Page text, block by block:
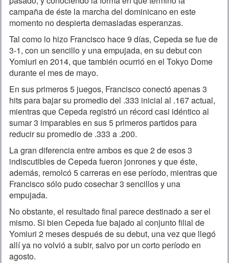
campaña de éste la marcha del dominicano en este
momento no despierta demasiadas esperanzas.
Tal como lo hizo Francisco hace 9 días, Cepeda se fue de
3-1, con un sencillo y una empujada, en su debut con
Yomiuri en 2014, que también ocurrió en el Tokyo Dome
durante el mes de mayo.
En sus primeros 5 juegos, Francisco conectó apenas 3
hits para bajar su promedio del .333 inicial al .167 actual,
mientras que Cepeda registró un récord casi idéntico al
sumar 3 imparables en sus 5 primeros partidos para
reducir su promedio de .333 a .200.
La gran diferencia entre ambos es que 2 de esos 3
indiscutibles de Cepeda fueron jonrones y que éste,
además, remolcó 5 carreras en ese período, mientras que
Francisco sólo pudo cosechar 3 sencillos y una
empujada.
No obstante, el resultado final parece destinado a ser el
mismo. Si bien Cepeda fue bajado al conjunto filial de
Yomiuri 2 meses después de su debut, una vez que llegó
allí ya no volvió a subir, salvo por un corto período en
agosto.